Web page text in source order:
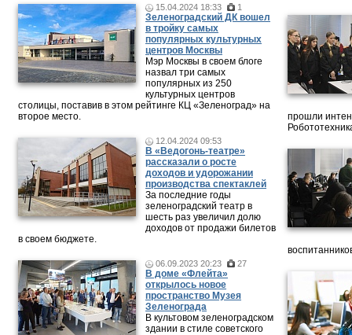
15.04.2024 18:33 1
Зеленоградский ДК вошел
в тройку самых
популярных культурных
центров Москвы
Мэр Москвы в своем блоге
назвал три самых
популярных из 250
культурных центров
столицы, поставив в этом рейтинге КЦ «Зеленоград» на
второе место.
12.04.2024 09:53
В «Ведогонь-театре»
рассказали о росте
доходов и удорожании
производства спектаклей
За последние годы
зеленоградский театр в
шесть раз увеличил долю
доходов от продажи билетов
в своем бюджете.
06.09.2023 20:23 27
В доме «Флейта»
открылось новое
пространство Музея
Зеленограда
В культовом зеленоградском
здании в стиле советского
прошли